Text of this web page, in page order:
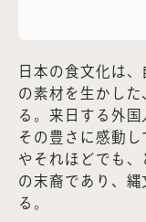
日本の食文化は
の素材を生かし
る。来日する外国
その豊さに感動
やそれほどでも
の末裔であり、
る。